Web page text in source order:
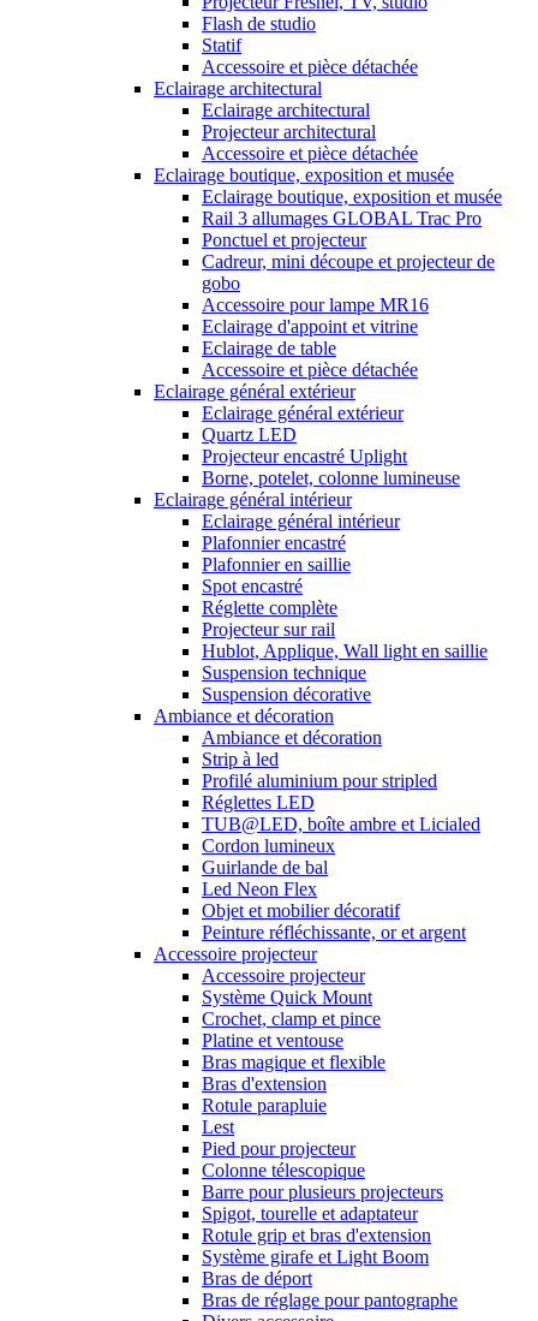
Flash de studio
Statif
Accessoire et pièce détachée
Eclairage architectural
Eclairage architectural
Projecteur architectural
Accessoire et pièce détachée
Eclairage boutique, exposition et musée
Eclairage boutique, exposition et musée
Rail 3 allumages GLOBAL Trac Pro
Ponctuel et projecteur
Cadreur, mini découpe et projecteur de
gobo
Accessoire pour lampe MR16
Eclairage d'appoint et vitrine
Eclairage de table
Accessoire et pièce détachée
Eclairage général extérieur
Eclairage général extérieur
Quartz LED
Projecteur encastré Uplight
Borne, potelet, colonne lumineuse
Eclairage général intérieur
Eclairage général intérieur
Plafonnier encastré
Plafonnier en saillie
Spot encastré
Réglette complète
Projecteur sur rail
Hublot, Applique, Wall light en saillie
Suspension technique
Suspension décorative
Ambiance et décoration
Ambiance et décoration
Strip à led
Profilé aluminium pour stripled
Réglettes LED
TUB@LED, boîte ambre et Licialed
Cordon lumineux
Guirlande de bal
Led Neon Flex
Objet et mobilier décoratif
Peinture réfléchissante, or et argent
Accessoire projecteur
Accessoire projecteur
Système Quick Mount
Crochet, clamp et pince
Platine et ventouse
Bras magique et flexible
Bras d'extension
Rotule parapluie
Lest
Pied pour projecteur
Colonne télescopique
Barre pour plusieurs projecteurs
Spigot, tourelle et adaptateur
Rotule grip et bras d'extension
Système girafe et Light Boom
Bras de déport
Bras de réglage pour pantographe